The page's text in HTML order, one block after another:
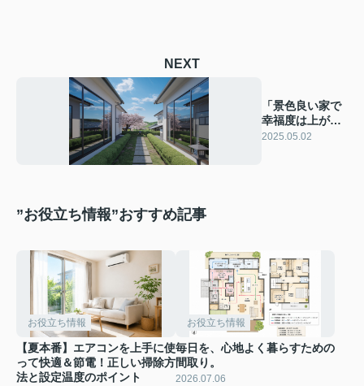
NEXT
「景色良い家で
幸福度は上が
る？」眺め良い
2025.05.02
”お役立ち情報”おすすめ記事
お役立ち情報
【夏本番】エアコンを上手に使
って快適＆節電！正しい掃除方
法と設定温度のポイント
お役立ち情報
毎日を、心地よく暮らすための
間取り。
2026.07.06